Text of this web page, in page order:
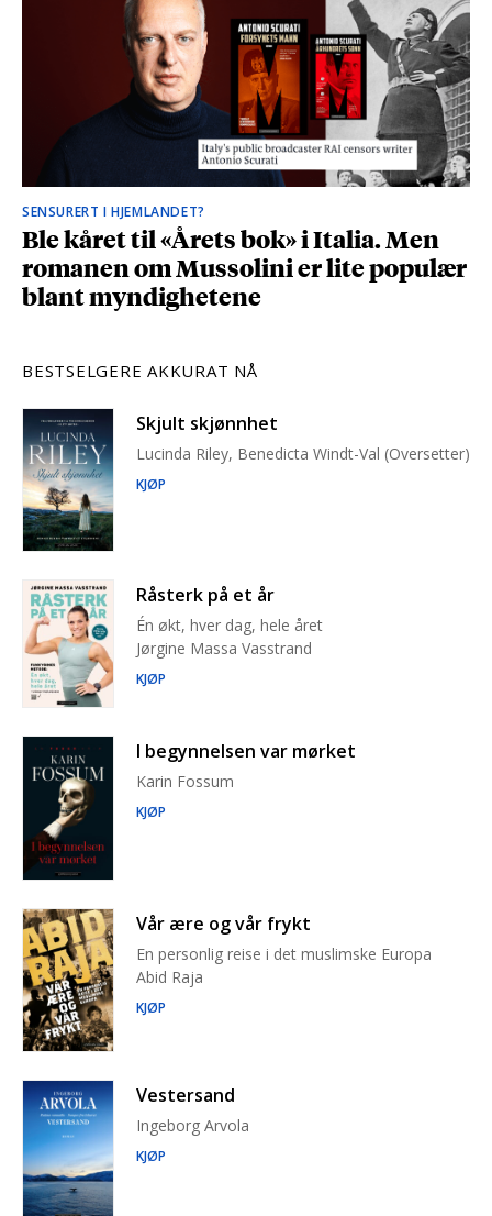
SENSURERT I HJEMLANDET?
Ble kåret til «Årets bok» i Italia. Men
romanen om Mussolini er lite populær
blant myndighetene
BESTSELGERE AKKURAT NÅ
Skjult skjønnhet
Lucinda Riley, Benedicta Windt-Val (Oversetter)
KJØP
Råsterk på et år
Én økt, hver dag, hele året
Jørgine Massa Vasstrand
KJØP
I begynnelsen var mørket
Karin Fossum
KJØP
Vår ære og vår frykt
En personlig reise i det muslimske Europa
Abid Raja
KJØP
Vestersand
Ingeborg Arvola
KJØP